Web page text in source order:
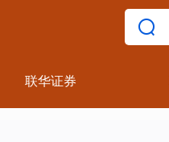
联华证券